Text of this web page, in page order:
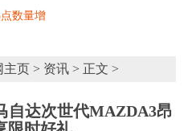
数量增
主页 > 资讯 > 正文 >
自达次世代MAZDA3昂